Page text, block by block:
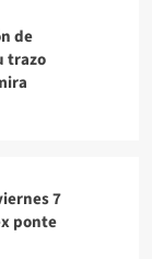
de
trazo
7
ponte